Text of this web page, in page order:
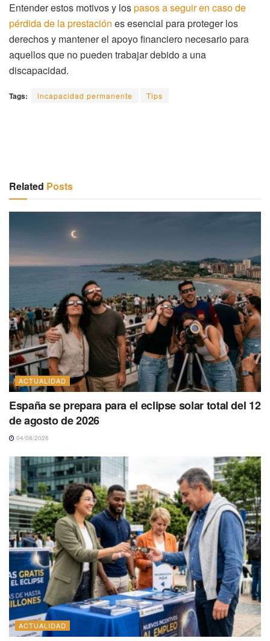
Entender estos motivos y lospasos a seguir en caso de
pérdida de la prestación es esencial para proteger los
derechos y mantener el apoyo financiero necesario para
aquellos que no pueden trabajar debido a una
discapacidad.
Tags: incapacidad permanente Tips
Related Posts
ACTUALIDAD
España se prepara para el eclipse solar total del 12
de agosto de 2026
04/08/2026
ACTUALIDAD